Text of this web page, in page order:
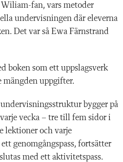
fan, vars metoder
undervisningen där eleverna
Det var så Ewa Färnstrand
boken som ett uppslagsverk
mängden uppgifter.
bygger på
vecka – tre till fem sidor i
lektioner och varje
genomgångspass, fortsätter
med ett aktivitetspass.